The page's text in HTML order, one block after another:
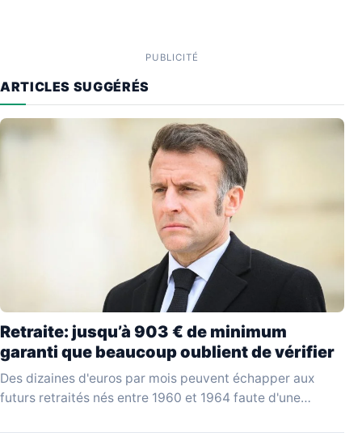
PUBLICITÉ
ARTICLES SUGGÉRÉS
Retraite: jusqu’à 903 € de minimum
garanti que beaucoup oublient de vérifier
Des dizaines d'euros par mois peuvent échapper aux
futurs retraités nés entre 1960 et 1964 faute d'une